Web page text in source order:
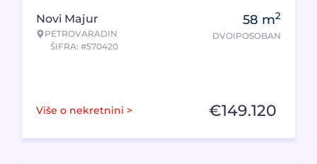
Novi Majur
PETROVARADIN
ŠIFRA: #570420
58 m2
DVOIPOSOBAN
Više o nekretnini > €149.120